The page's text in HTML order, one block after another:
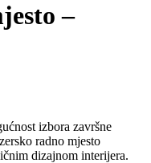
–
izbora završne
radno mjesto
dizajnom interijera.